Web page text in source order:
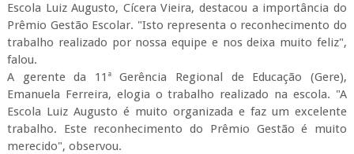
Escola Luiz Augusto, Cícera Vieira, destacou a importância do
Prêmio Gestão Escolar. "Isto representa o reconhecimento do
trabalho realizado por nossa equipe e nos deixa muito feliz",
falou.
A gerente da 11ª Gerência Regional de Educação (Gere),
Emanuela Ferreira, elogia o trabalho realizado na escola. "A
Escola Luiz Augusto é muito organizada e faz um excelente
trabalho. Este reconhecimento do Prêmio Gestão é muito
merecido", observou.